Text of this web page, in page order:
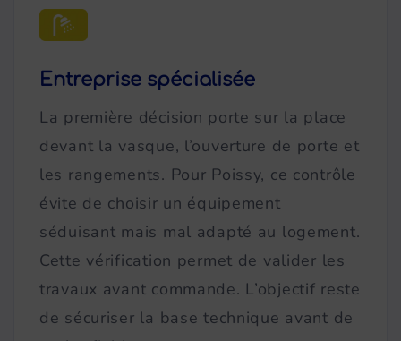
Entreprise spécialisée
La première décision porte sur la place
devant la vasque, l’ouverture de porte et
les rangements. Pour Poissy, ce contrôle
évite de choisir un équipement
séduisant mais mal adapté au logement.
Cette vérification permet de valider les
travaux avant commande. L’objectif reste
de sécuriser la base technique avant de